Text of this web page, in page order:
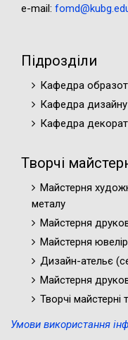
e-mail:
Підрозділи
Кафедра
Кафедра дизайну
Кафедра
Творчі
Майстерня
металу
Майстерня
Майстерня
Дизайн-ательє
Майстерня
Творчі майстерні
Умови використання